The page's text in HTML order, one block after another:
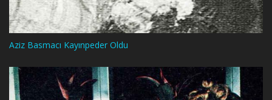
Aziz Basmacı Kayınpeder Oldu